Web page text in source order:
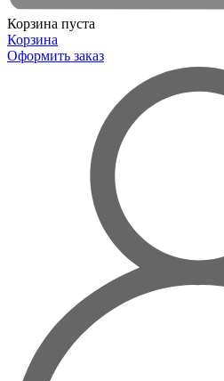
Корзина пуста
Корзина
Оформить заказ